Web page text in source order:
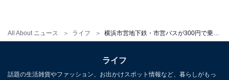
All About ニュース ライフ
ライフ
話題の生活雑貨やファッション、お出かけスポット情報など、暮らしがもっ